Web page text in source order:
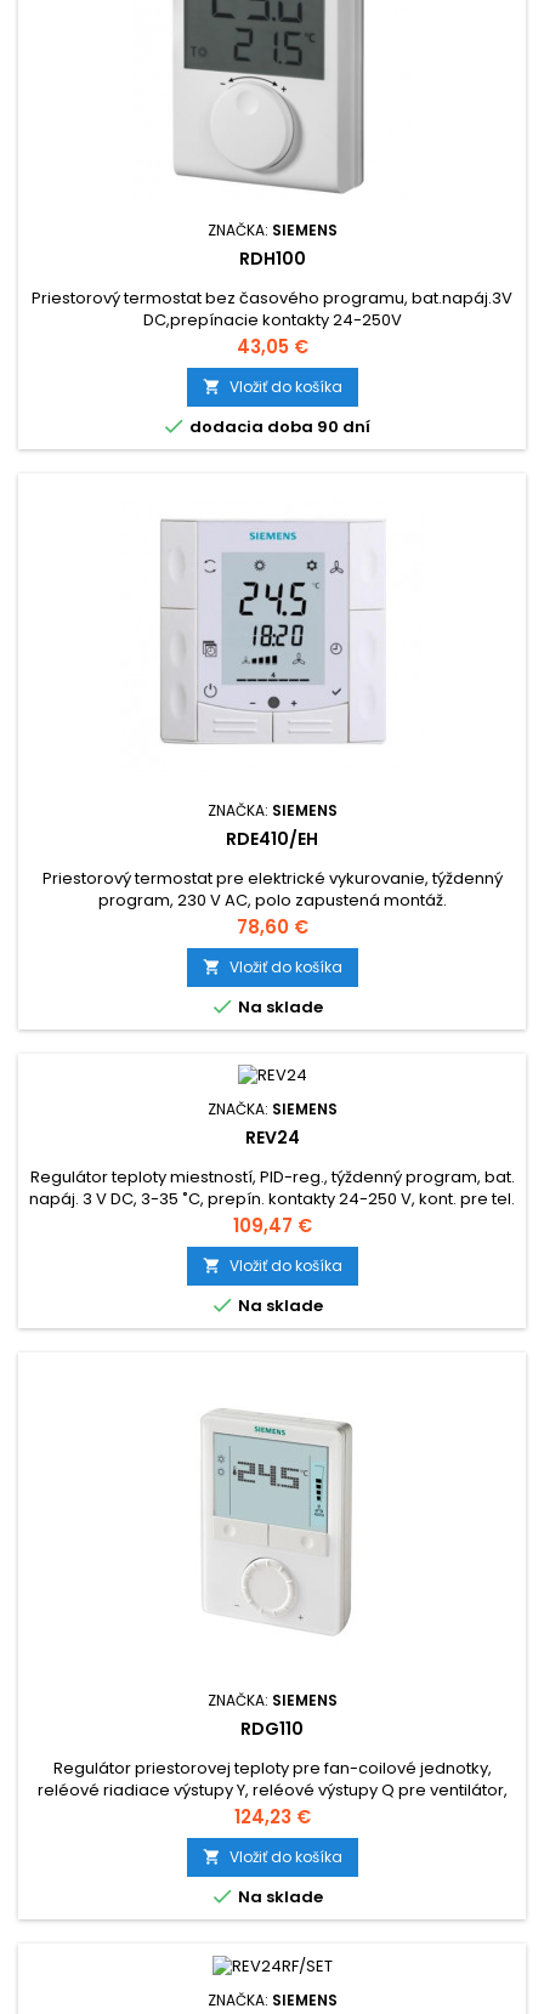
ZNAČKA: SIEMENS
RDH100
Priestorový termostat bez časového programu, bat.napáj.3V
DC,prepínacie kontakty 24-250V
Cena
43,05 €
 Vložiť do košíka
 dodacia doba 90 dní
ZNAČKA: SIEMENS
RDE410/EH
Priestorový termostat pre elektrické vykurovanie, týždenný
program, 230 V AC, polo zapustená montáž.
Cena
78,60 €
 Vložiť do košíka
 Na sklade
ZNAČKA: SIEMENS
REV24
Regulátor teploty miestností, PID-reg., týždenný program, bat.
napáj. 3 V DC, 3-35 ˚C, prepín. kontakty 24-250 V, kont. pre tel.
spínač, podsvietený displej.
Cena
109,47 €
 Vložiť do košíka
 Na sklade
ZNAČKA: SIEMENS
RDG110
Regulátor priestorovej teploty pre fan-coilové jednotky,
reléové riadiace výstupy Y, reléové výstupy Q pre ventilátor,
napájanie 230 V AC.
Cena
124,23 €
 Vložiť do košíka
 Na sklade
ZNAČKA: SIEMENS